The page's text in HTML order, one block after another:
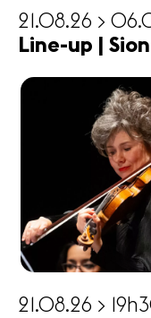
21.08.26 >
Line-up |
21.08.26 >